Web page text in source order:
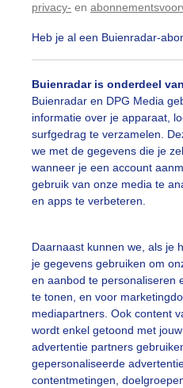
privacy- en
Heb je al een Buienradar-
Buienradar is onderdeel
Buienradar en DPG Media
informatie over je apparaat,
surfgedrag te verzamelen.
we met de gegevens die je
wanneer je een account
gebruik van onze media te
en apps te verbeteren.
Daarnaast kunnen we, als je
je gegevens gebruiken om
en aanbod te personaliseren
te tonen, en voor
mediapartners. Ook content
wordt enkel getoond met
advertentie partners
gepersonaliseerde
contentmetingen,
zon warmt nog niet erg op
Toon Boons Gemaakt: 22-11-
Nogkoud
slideshow
Gebruik je Safari en wil je
Klikhierom dit